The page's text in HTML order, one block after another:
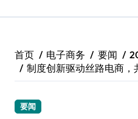
首页 电子商务 要闻
制度创新驱动丝路电商，
要闻